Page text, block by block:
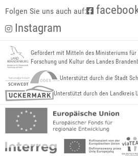
Folgen Sie uns auch auf:
Instagram
Gefördert mit Mitteln des Ministeriums für
Forschung und Kultur des Landes
Unterstützt durch die Stadt
Unterstützt durch den Landkreis